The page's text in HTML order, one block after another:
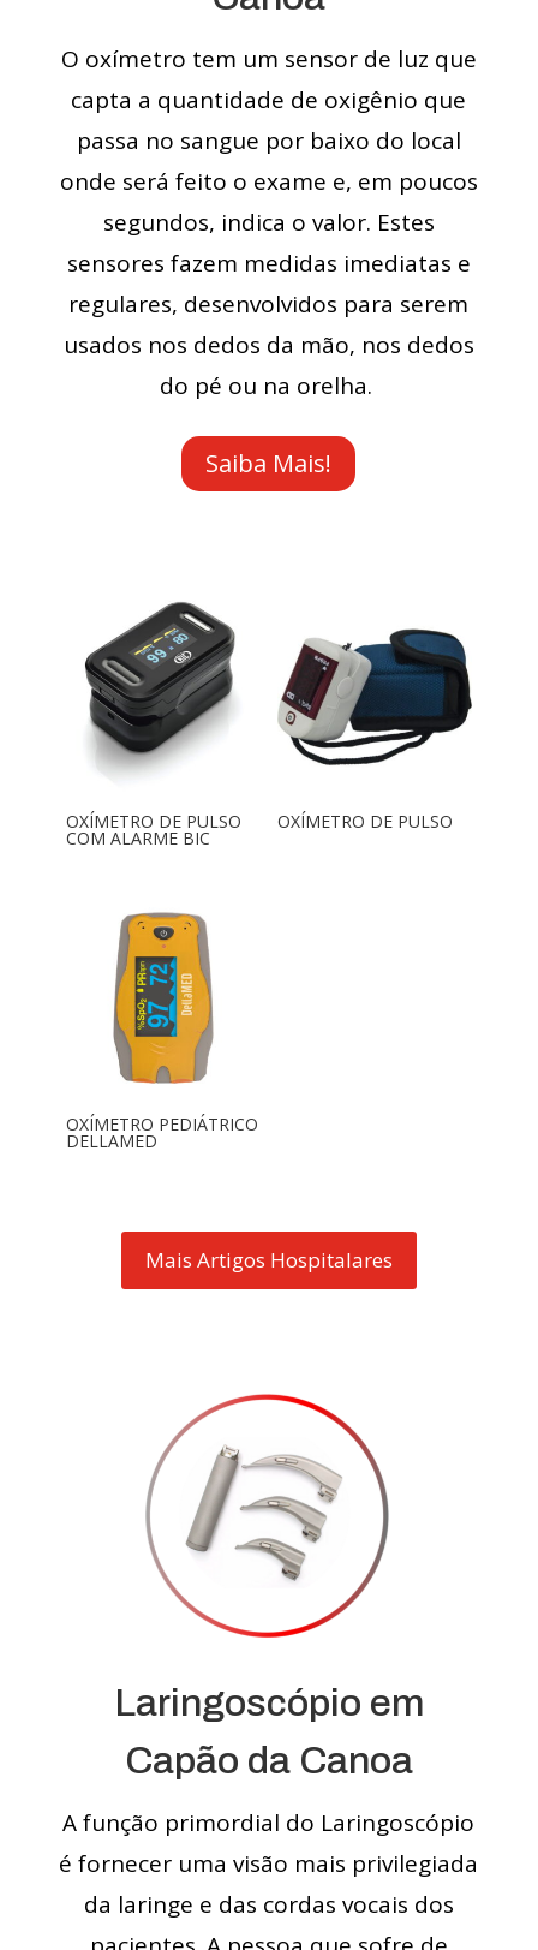
O oxímetro tem um sensor de luz que
capta a quantidade de oxigênio que
passa no sangue por baixo do local
onde será feito o exame e, em poucos
segundos, indica o valor. Estes
sensores fazem medidas imediatas e
regulares, desenvolvidos para serem
usados nos dedos da mão, nos dedos
do pé ou na orelha.
Saiba Mais!
OXÍMETRO DE PULSO
COM ALARME BIC
OXÍMETRO DE PULSO
OXÍMETRO PEDIÁTRICO
DELLAMED
Mais Artigos Hospitalares
Laringoscópio em
Capão da Canoa
A função primordial do Laringoscópio
é fornecer uma visão mais privilegiada
da laringe e das cordas vocais dos